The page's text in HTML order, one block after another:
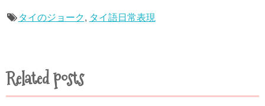
タイのジョーク, タイ語日常表現
Related posts